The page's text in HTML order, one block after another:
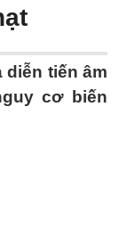
diễn tiến âm
cơ biến